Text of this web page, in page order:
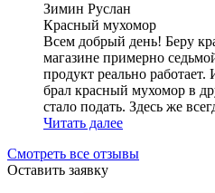
Зимин Руслан
Красный мухомор
Всем добрый день! Беру
магазине примерно
продукт реально работает.
брал красный мухомор в
стало подать. Здесь же
Спасибо большое данному
Читать далее
Смотреть все отзывы
Оставить заявку